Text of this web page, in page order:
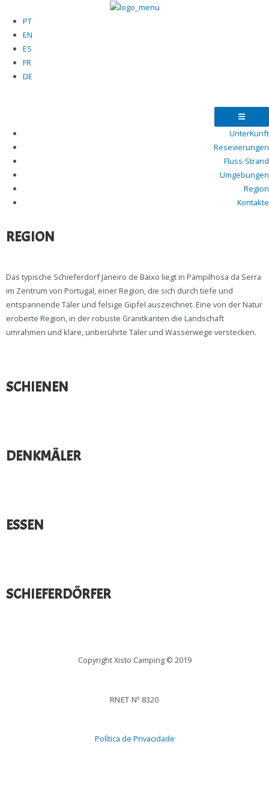
PT
EN
ES
FR
DE
UnterKunft
Resevierungen
Fluss-Strand
Umgebungen
Region
Kontakte
REGION
Das typische Schieferdorf Janeiro de Baixo liegt in Pampilhosa da Serra
im Zentrum von Portugal, einer Region, die sich durch tiefe und
entspannende Täler und felsige Gipfel auszeichnet. Eine von der Natur
eroberte Region, in der robuste Granitkanten die Landschaft
umrahmen und klare, unberührte Täler und Wasserwege verstecken.
SCHIENEN​
DENKMÄLER​
ESSEN​
SCHIEFERDÖRFER
Copyright Xisto Camping © 2019
RNET Nº 8320
Política de Privacidade